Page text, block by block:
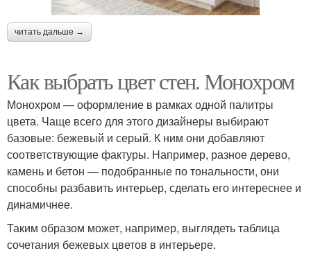
читать дальше →
Как выбрать цвет стен. Монохром
Монохром — оформление в рамках одной палитры
цвета. Чаще всего для этого дизайнеры выбирают
базовые: бежевый и серый. К ним они добавляют
соответствующие фактуры. Например, разное дерево,
камень и бетон — подобранные по тональности, они
способны разбавить интерьер, сделать его интереснее и
динамичнее.
Таким образом может, например, выглядеть таблица
сочетания бежевых цветов в интерьере.